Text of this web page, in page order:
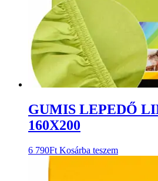
GUMIS LEPEDŐ
160X200
6 790Ft Kosárba teszem